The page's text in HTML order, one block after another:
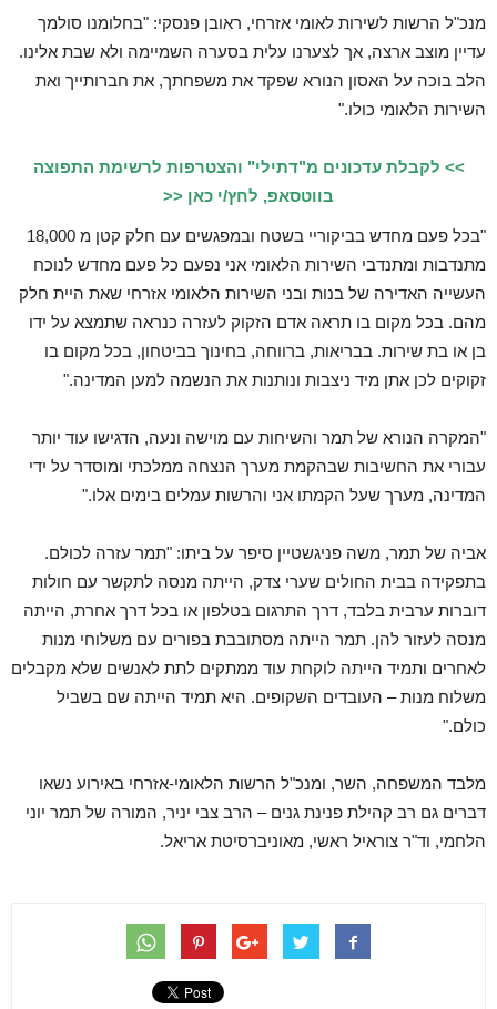
מנכ"ל הרשות לשירות לאומי אזרחי, ראובן פנסקי: "בחלומנו סולמך
עדיין מוצב ארצה, אך לצערנו עלית בסערה השמיימה ולא שבת אלינו.
הלב בוכה על האסון הנורא שפקד את משפחתך, את חברותייך ואת
השירות הלאומי כולו."
>> לקבלת עדכונים מ"דתילי" והצטרפות לרשימת התפוצה
בווטסאפ, לחץ/י כאן <<
"בכל פעם מחדש בביקוריי בשטח ובמפגשים עם חלק קטן מ 18,000
מתנדבות ומתנדבי השירות הלאומי אני נפעם כל פעם מחדש לנוכח
העשייה האדירה של בנות ובני השירות הלאומי אזרחי שאת היית חלק
מהם. בכל מקום בו תראה אדם הזקוק לעזרה כנראה שתמצא על ידו
בן או בת שירות. בבריאות, ברווחה, בחינוך בביטחון, בכל מקום בו
זקוקים לכן אתן מיד ניצבות ונותנות את הנשמה למען המדינה."
"המקרה הנורא של תמר והשיחות עם מוישה ונעה, הדגישו עוד יותר
עבורי את החשיבות שבהקמת מערך הנצחה ממלכתי ומוסדר על ידי
המדינה, מערך שעל הקמתו אני והרשות עמלים בימים אלו."
אביה של תמר, משה פניגשטיין סיפר על ביתו: "תמר עזרה לכולם.
בתפקידה בבית החולים שערי צדק, הייתה מנסה לתקשר עם חולות
דוברות ערבית בלבד, דרך התרגום בטלפון או בכל דרך אחרת, הייתה
מנסה לעזור להן. תמר הייתה מסתובבת בפורים עם משלוחי מנות
לאחרים ותמיד הייתה לוקחת עוד ממתקים לתת לאנשים שלא מקבלים
משלוח מנות – העובדים השקופים. היא תמיד הייתה שם בשביל
כולם."
מלבד המשפחה, השר, ומנכ"ל הרשות הלאומי-אזרחי באירוע נשאו
דברים גם רב קהילת פנינת גנים – הרב צבי יניר, המורה של תמר יוני
הלחמי, וד"ר צוראיל ראשי, מאוניברסיטת אריאל.